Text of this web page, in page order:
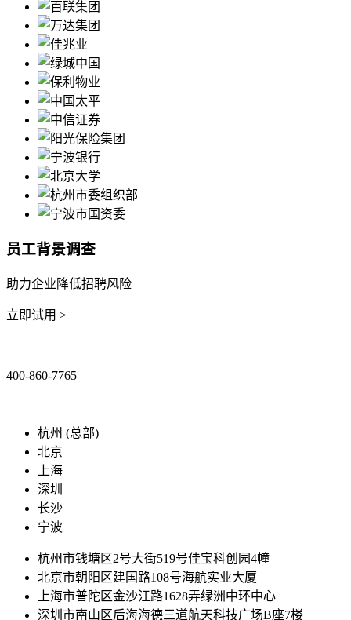
员工背景调查
助力企业降低招聘风险
立即试用 >
400-860-7765
杭州 (总部)
北京
上海
深圳
长沙
宁波
杭州市钱塘区2号大街519号佳宝科创园4幢
北京市朝阳区建国路108号海航实业大厦
上海市普陀区金沙江路1628弄绿洲中环中心
深圳市南山区后海海德三道航天科技广场B座7楼